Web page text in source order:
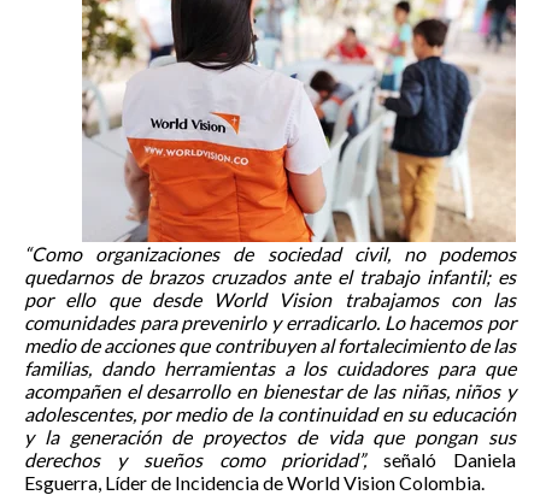
“Como organizaciones de sociedad civil, no podemos
quedarnos de brazos cruzados ante el trabajo infantil; es
por ello que desde World Vision trabajamos con las
comunidades para prevenirlo y erradicarlo. Lo hacemos por
medio de acciones que contribuyen al fortalecimiento de las
familias, dando herramientas a los cuidadores para que
acompañen el desarrollo en bienestar de las niñas, niños y
adolescentes, por medio de la continuidad en su educación
y la generación de proyectos de vida que pongan sus
derechos y sueños como prioridad”,señaló Daniela
Esguerra, Líder de Incidencia de World Vision Colombia.